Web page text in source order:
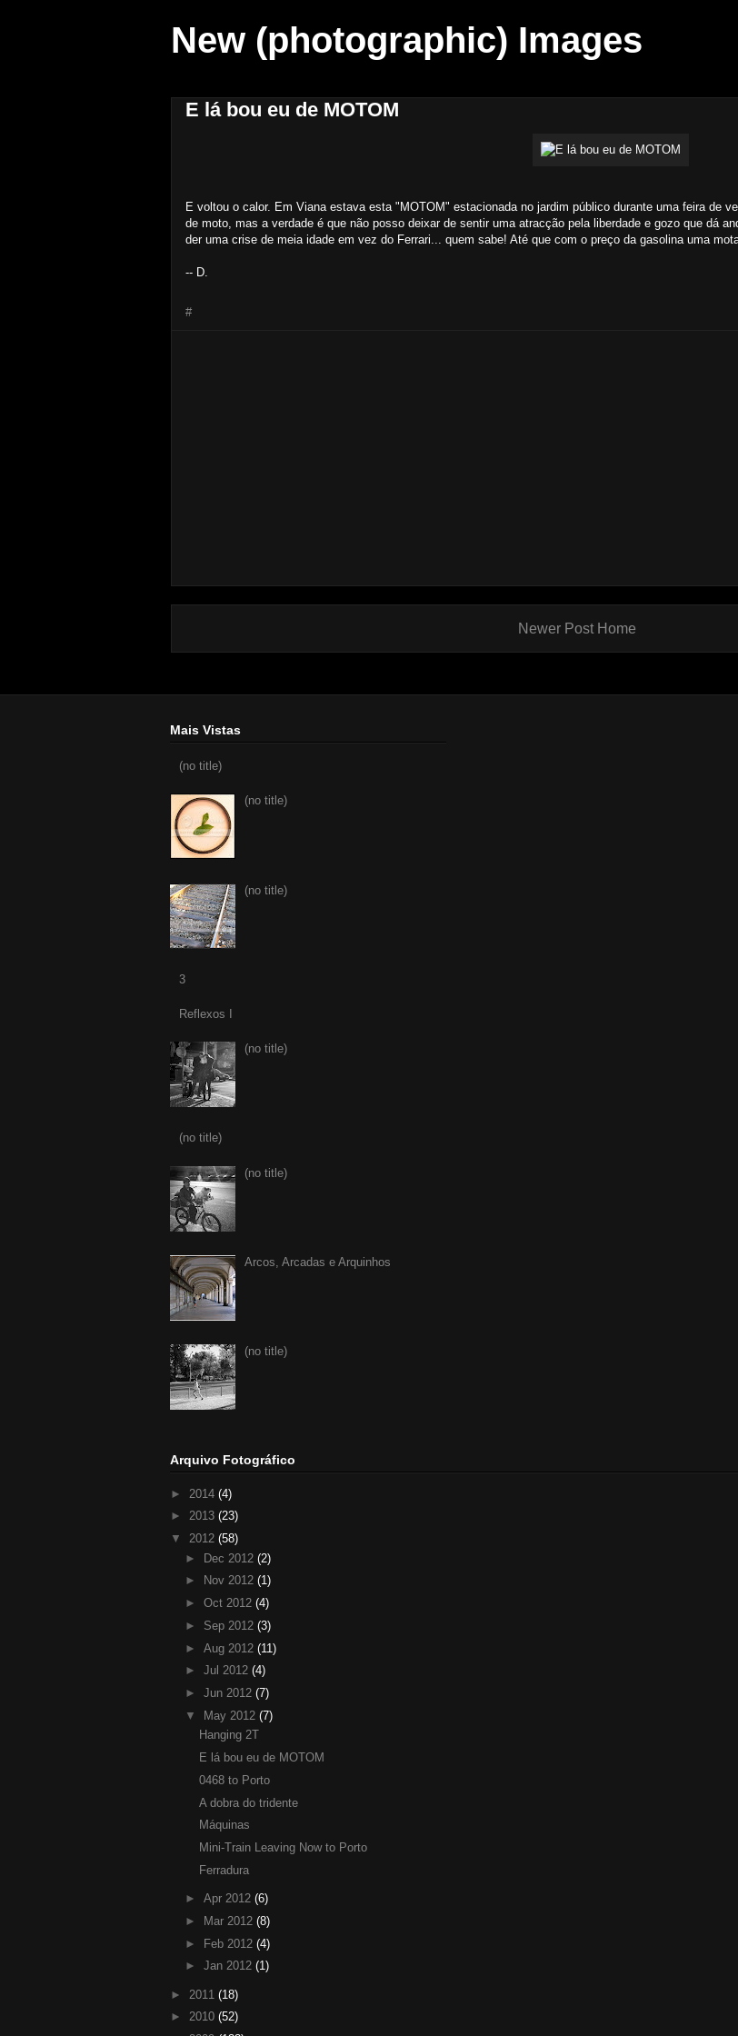
New (photographic) Images
E lá bou eu de MOTOM
E voltou o calor. Em Viana estava esta "MOTOM" estacionada no jardim público durante uma feira de
de moto, mas a verdade é que não posso deixar de sentir uma atracção pela liberdade e gozo que dá
der uma crise de meia idade em vez do Ferrari... quem sabe! Até que com o preço da gasolina uma
-- D.
#
Newer Post Home
Mais Vistas
(no title)
(no title)
(no title)
3
Reflexos I
(no title)
(no title)
(no title)
Arcos, Arcadas e Arquinhos
(no title)
Arquivo Fotográfico
► 2014 (4)
► 2013 (23)
▼ 2012 (58)
► Dec 2012 (2)
►
Nov 2012 (1)
► Oct 2012 (4)
► Sep 2012 (3)
► Aug 2012 (11)
► Jul 2012 (4)
► Jun 2012 (7)
▼
May 2012 (7)
Hanging 2T
E lá bou eu de MOTOM
0468 to Porto
A dobra do tridente
Máquinas
Mini-Train Leaving Now to Porto
Ferradura
► Apr 2012 (6)
►
Mar 2012 (8)
► Feb 2012 (4)
► Jan 2012 (1)
► 2011 (18)
► 2010 (52)